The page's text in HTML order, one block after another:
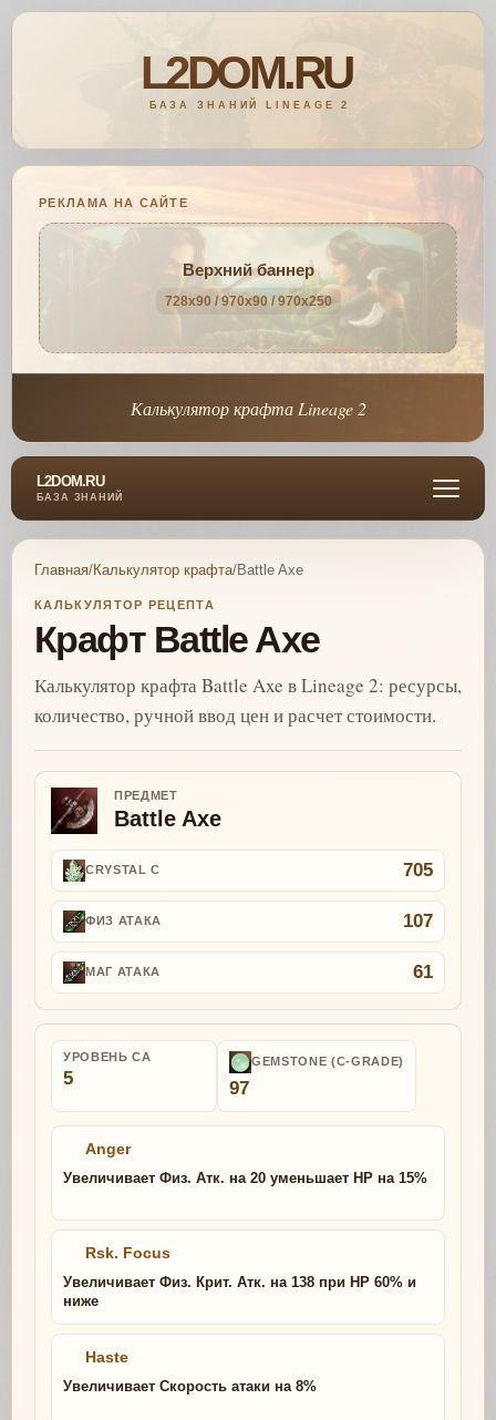
РЕКЛАМА НА САЙТЕ
Верхний баннер
728x90 / 970x90 / 970x250
Калькулятор крафта Lineage 2
L2DOM.RU
БАЗА ЗНАНИЙ
Главная/Калькулятор крафта/Battle Axe
КАЛЬКУЛЯТОР РЕЦЕПТА
Крафт Battle Axe
Калькулятор крафта Battle Axe в Lineage 2: ресурсы,
количество, ручной ввод цен и расчет стоимости.
ПРЕДМЕТ
Battle Axe
CRYSTAL C 705
ФИЗ АТАКА 107
МАГ АТАКА 61
УРОВЕНЬ СА
5
GEMSTONE (C-GRADE)
97
Anger
Увеличивает Физ. Атк. на 20 уменьшает HP на 15%
Rsk. Focus
Увеличивает Физ. Крит. Атк. на 138 при HP 60% и
ниже
Haste
Увеличивает Скорость атаки на 8%